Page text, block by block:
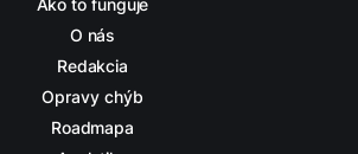
Ako to funguje
O nás
Redakcia
Opravy chýb
Roadmapa